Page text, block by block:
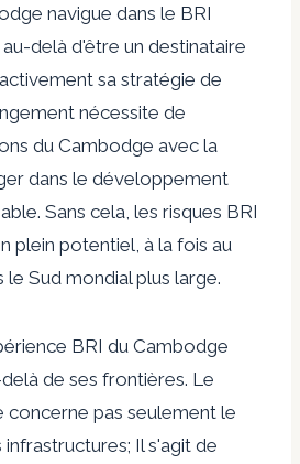
navigue dans le BRI
delà d'être un destinataire
sa stratégie de
nécessite de
du Cambodge avec la
dans le développement
Sans cela, les risques BRI
plein potentiel, à la fois au
Sud mondial plus large.
BRI du Cambodge
de ses frontières. Le
pas seulement le
Il s'agit de